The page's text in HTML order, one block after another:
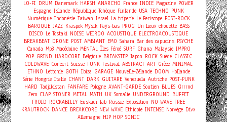
LO-FI DRUM Danemark HARSH ANARCHO France INDIE Magazine POWER
Espagne Islande République Tchèque Finlande USA TECHNO PUNK
Numérique Indonésie Taiwan Israel La triperie Le Periscope POST-ROCK
BAROQUE JAZZ Kraspek Mysik Pays-bas PROG Un lieux chouette BASS
DISCO Le Tostaki NOISE WEIRDO ACOUSTIQUE ELECTROACOUSTIQUE
BREAKBEAT DRONE POST AMBIANT EMO Sahara Bar des capucins PSYCHE
Canada Mp3 Macédoine MENTAL Îles Féroé SURF Ghana Malaysie IMPRO
POP GRIND HARDCORE Belgique BREAKSTEP Japon ROCK Suède CLASSIC
COLDWAVE Concert Suisse FUNK Festival ABSTRACT ART Grèce MINIMAL
ETHNO Lettonie GOTH Ibiza GARAGE Nouvelle-Zélande DOOM Hollande
Série Hongrie Italie CHANT DARK GUITARE Venezuela Autriche POST-PUNK
HARD Tadjikistan FANFARE Pologne AVANT-GARDE Soutien BLUES Grrrnd
Zero CLAP STONER METAL MATH UK Somalie UNDERGROUND BUFFET
FROID ROCKABILLY Euskadi lab Russie Exposition NO WAVE FREE
KRAUTROCK DANCE BREAKCORE NEW WAVE Ethiopie INTENSE Norvège Divx
Allemagne HIP HOP SONIC